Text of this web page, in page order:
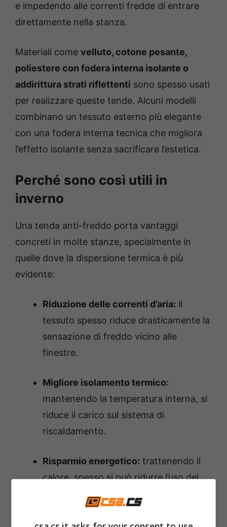
e impedendo alle correnti fredde di entrare
direttamente nella stanza.
Materiali come velluto, cotone pesante,
poliestere con fodera interna isolante o
addirittura strati riflettenti sono spesso usati
per realizzare queste tende. Alcuni modelli
combinano un tessuto esterno più elegante
con una fodera interna tecnica che migliora
l’effetto isolante senza sacrificare l’estetica.
Perché sono così utili in
inverno
Una tenda anti-freddo porta vantaggi
concreti in molte stanze, specialmente in
quelle dove la dispersione termica è più
evidente:
Riduzione delle correnti d’aria: il
tessuto spesso riduce drasticamente la
sensazione di freddo vicino alle
finestre.
Migliore isolamento termico:
mantenendo la temperatura interna, si
riduce il carico sul sistema di
riscaldamento.
Risparmio energetico: trattenendo il
calore, spesso si può ridurre l’uso del
riscaldamento e, di conseguenza,
abbassare i costi in bolletta